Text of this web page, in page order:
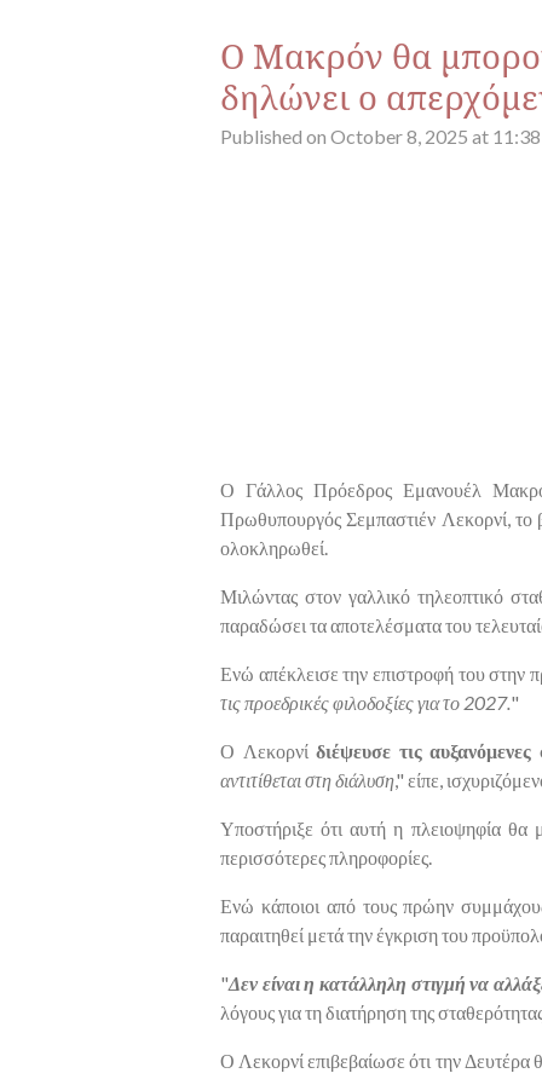
Ο Μακρόν θα
δηλώνει ο
Published on October 8, 2025 at
Ο Γάλλος Πρόεδρος Εμανουέλ
Πρωθυπουργός Σεμπαστιέν Λεκορνί, το
ολοκληρωθεί.
Μιλώντας στον γαλλικό τηλεοπτικό
παραδώσει τα αποτελέσματα του
Ενώ απέκλεισε την επιστροφή του στην
τις προεδρικές φιλοδοξίες για το 2027."
Ο Λεκορνίδιέψευσε τις
αντιτίθεται στη διάλυση," είπε,
Υποστήριξε ότι αυτή η πλειοψηφία
περισσότερες πληροφορίες.
Ενώ κάποιοι από τους πρώην
παραιτηθεί μετά την έγκριση του
"Δεν είναι η κατάλληλη στιγμή να
λόγους για τη διατήρηση της
Ο Λεκορνί επιβεβαίωσε ότι την